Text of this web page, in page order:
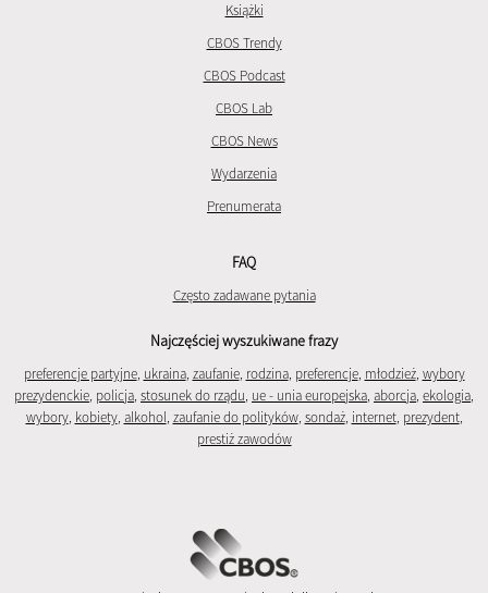
Książki
CBOS Trendy
CBOS Podcast
CBOS Lab
CBOS News
Wydarzenia
Prenumerata
FAQ
Często zadawane pytania
Najczęściej wyszukiwane frazy
preferencje partyjne, ukraina, zaufanie, rodzina, preferencje, młodzież, wybory
prezydenckie, policja, stosunek do rządu, ue - unia europejska, aborcja, ekologia,
wybory, kobiety, alkohol, zaufanie do polityków, sondaż, internet, prezydent,
prestiż zawodów